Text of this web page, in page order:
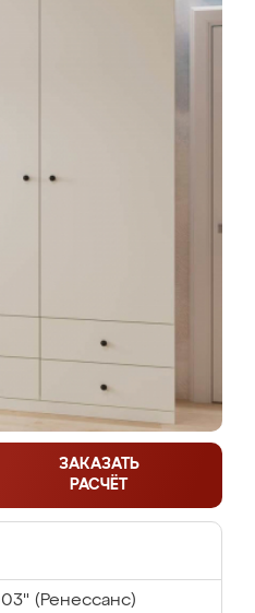
ЗАКАЗАТЬ
РАСЧЁТ
(Ренессанс)